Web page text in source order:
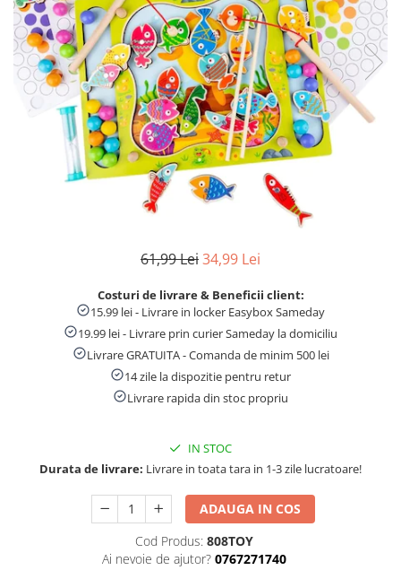
Tablite educative
61,99 Lei34,99 Lei
Costuri de livrare & Beneficii client:
15.99 lei - Livrare in locker Easybox Sameday
19.99 lei - Livrare prin curier Sameday la domiciliu
Livrare GRATUITA - Comanda de minim 500 lei
14 zile la dispozitie pentru retur
Livrare rapida din stoc propriu
IN STOC
Durata de livrare: Livrare in toata tara in 1-3 zile lucratoare!
ADAUGA IN COS
Cod Produs: 808TOY
Ai nevoie de ajutor? 0767271740